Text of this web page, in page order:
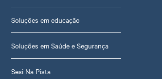
Soluções em educação
Soluções em Saúde e Segurança
Sesi Na Pista